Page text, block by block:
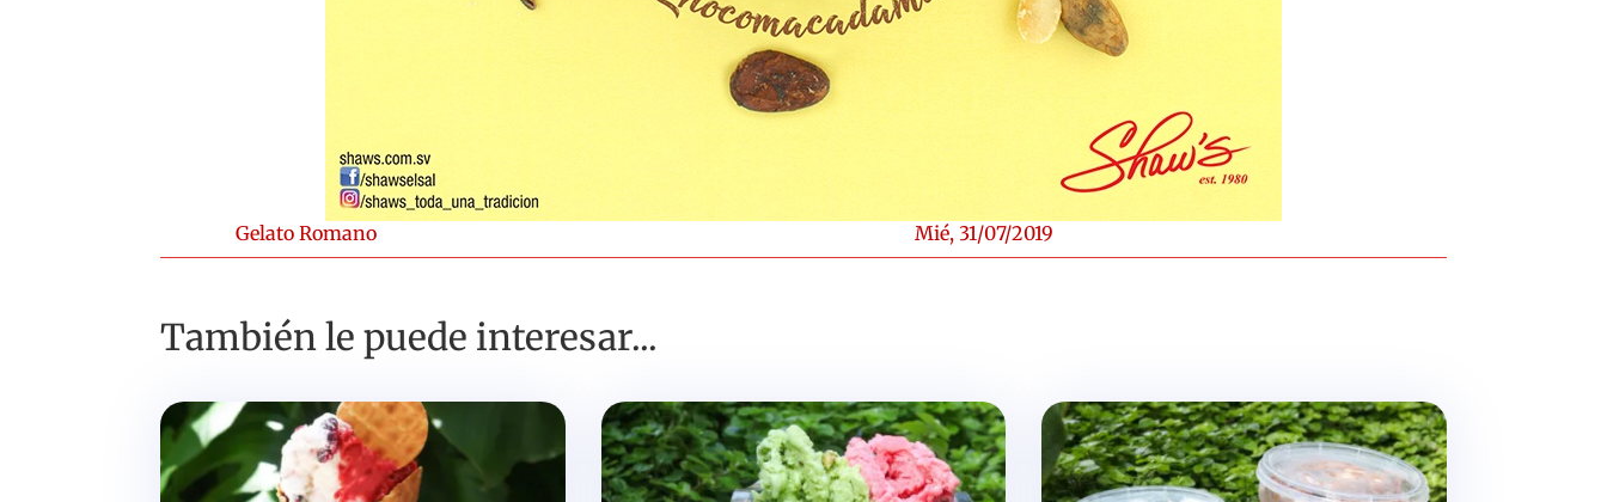
Gelato Romano Mié, 31/07/2019
También le puede interesar...